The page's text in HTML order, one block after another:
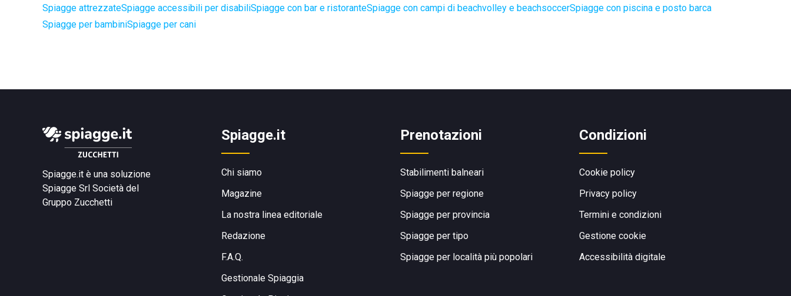
Spiagge attrezzateSpiagge accessibili per disabiliSpiagge con bar e ristoranteSpiagge con campi di beachvolley e beachsoccerSpiagge con piscina e posto barca
Spiagge per bambiniSpiagge per cani
Spiagge.it è una soluzione
Spiagge Srl Società del
Gruppo Zucchetti
Spiagge.it
Chi siamo
Magazine
La nostra linea editoriale
Redazione
F.A.Q.
Gestionale Spiaggia
Prenotazioni
Stabilimenti balneari
Spiagge per regione
Spiagge per provincia
Spiagge per tipo
Spiagge per località più popolari
Condizioni
Cookie policy
Privacy policy
Termini e condizioni
Gestione cookie
Accessibilità digitale